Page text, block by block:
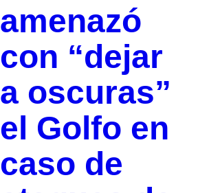
amenazó
con “dejar
a oscuras”
el Golfo en
caso de